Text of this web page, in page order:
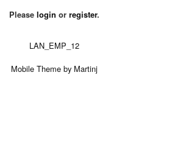
Please login or register.
LAN_EMP_12
Mobile Theme by Martinj